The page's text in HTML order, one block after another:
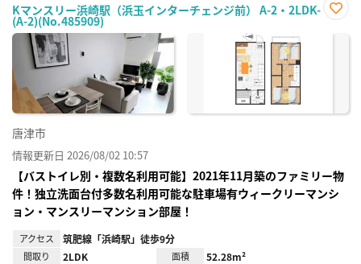
Kマンスリー浜崎駅（浜玉インターチェンジ前） A-2・2LDK-
(A-2)(No.485909)
に入
唐津市
情報更新日 2026/08/02 10:57
【バストイレ別・複数名利用可能】2021年11月築のファミリー物
件！独立洗面台付多数名利用可能な駐車場有ウィークリーマンシ
ョン・マンスリーマンション部屋！
アクセス 筑肥線「浜崎駅」徒歩9分
間取り 2LDK 面積 52.28m²